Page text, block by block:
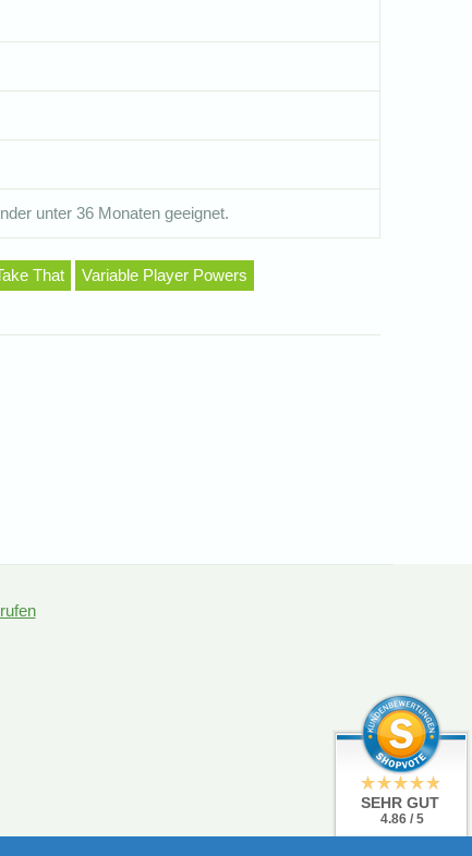
unter 36 Monaten geeignet.
That Variable Player Powers
SEHR GUT
4.86 / 5